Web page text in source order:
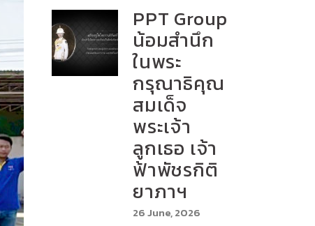
PPT Group
น้อมสำนึก
ในพระ
กรุณาธิคุณ
สมเด็จ
พระเจ้า
ลูกเธอ เจ้า
ฟ้าพัชรกิติ
ยาภาฯ
26 June, 2026